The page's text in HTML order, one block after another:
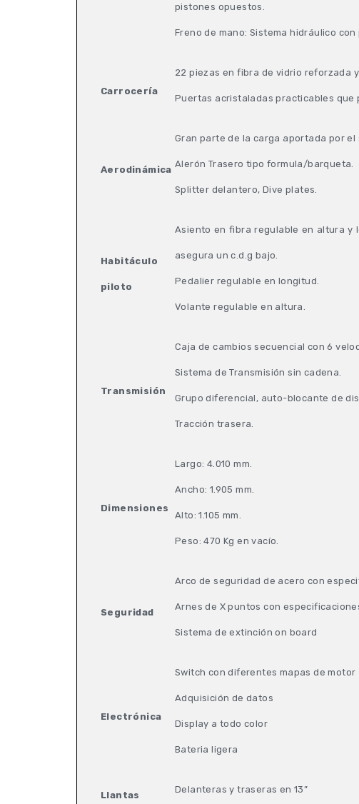
pistones opuestos.
Freno de mano: Sistema hidráulico
Carrocería
22 piezas en fibra de vidrio reforzada
Puertas acristaladas practicables que
Aerodinámica
Gran parte de la carga aportada por el
Alerón Trasero tipo formula/barqueta.
Splitter delantero, Dive plates.
Habitáculo
piloto
Asiento en fibra regulable en altura y
asegura un c.d.g bajo.
Pedalier regulable en longitud.
Volante regulable en altura.
Transmisión
Caja de cambios secuencial con 6
Sistema de Transmisión sin cadena.
Grupo diferencial, auto-blocante de
Tracción trasera.
Dimensiones
Largo: 4.010 mm.
Ancho: 1.905 mm.
Alto: 1.105 mm.
Peso: 470 Kg en vacío.
Seguridad
Arco de seguridad de acero con
Arnes de X puntos con
Sistema de extinción on board
Electrónica
Switch con diferentes mapas de motor
Adquisición de datos
Display a todo color
Bateria ligera
Llantas
Delanteras y traseras en 13”